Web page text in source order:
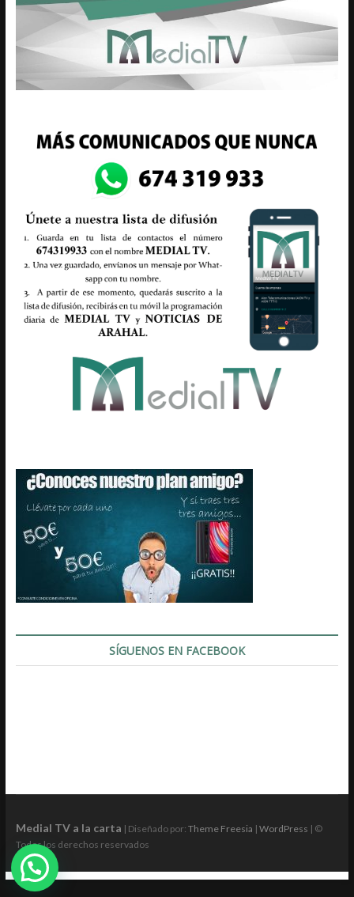
SÍGUENOS EN FACEBOOK
Medial TV a la carta | Diseñado por: Theme Freesia | WordPress | ©
Todos los derechos reservados